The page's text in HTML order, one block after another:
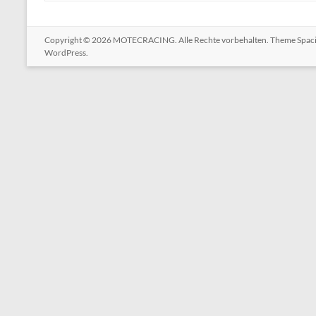
Copyright © 2026 MOTECRACING. Alle Rechte vorbehalten. Theme
WordPress.